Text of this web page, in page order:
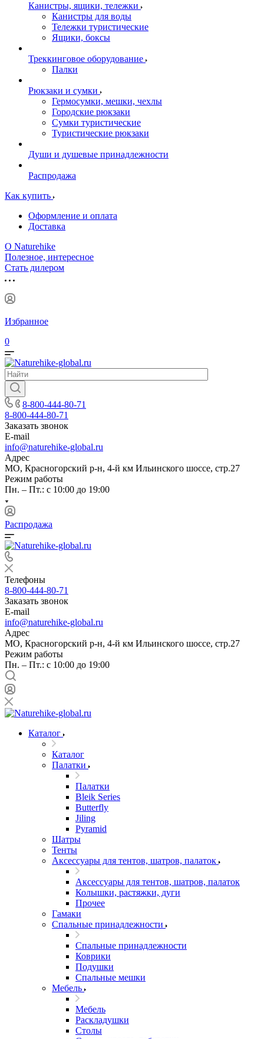
Канистры, ящики, тележки
Канистры для воды
Тележки туристические
Ящики, боксы
Треккинговое оборудование
Палки
Рюкзаки и сумки
Гермосумки, мешки, чехлы
Городские рюкзаки
Сумки туристические
Туристические рюкзаки
Души и душевые принадлежности
Распродажа
Как купить
Оформление и оплата
Доставка
О Naturehike
Полезное, интересное
Стать дилером
Избранное
0
8-800-444-80-71
8-800-444-80-71
Заказать звонок
E-mail
info@naturehike-global.ru
Адрес
МО, Красногорский р-н, 4-й км Ильинского шоссе, стр.27
Режим работы
Пн. – Пт.: с 10:00 до 19:00
Распродажа
Телефоны
8-800-444-80-71
Заказать звонок
E-mail
info@naturehike-global.ru
Адрес
МО, Красногорский р-н, 4-й км Ильинского шоссе, стр.27
Режим работы
Пн. – Пт.: с 10:00 до 19:00
Каталог
Каталог
Палатки
Палатки
Bleik Series
Butterfly
Jiling
Pyramid
Шатры
Тенты
Аксессуары для тентов, шатров, палаток
Аксессуары для тентов, шатров, палаток
Колышки, растяжки, дуги
Прочее
Гамаки
Спальные принадлежности
Спальные принадлежности
Коврики
Подушки
Спальные мешки
Мебель
Мебель
Раскладушки
Столы